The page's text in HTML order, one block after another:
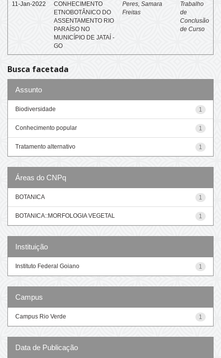
11-Jan-2022
CONHECIMENTO
ETNOBOTÂNICO DO
ASSENTAMENTO RIO
PARAÍSO NO
MUNICÍPIO DE JATAÍ -
GO
Peres, Samara
Freitas
Trabalho
de
Conclusão
de Curso
Busca facetada
Assunto
1
Biodiversidade
1
Conhecimento popular
1
Tratamento alternativo
Áreas do CNPq
1
BOTANICA
1
BOTANICA::MORFOLOGIA VEGETAL
Instituição
1
Instituto Federal Goiano
Campus
1
Campus Rio Verde
Data de Publicação